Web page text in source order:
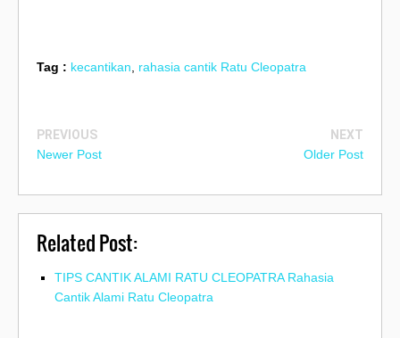
Tag : kecantikan rahasia cantik Ratu Cleopatra
PREVIOUS
Newer Post
NEXT
Older Post
Related Post:
TIPS CANTIK ALAMI RATU CLEOPATRA Rahasia
Cantik Alami Ratu Cleopatra